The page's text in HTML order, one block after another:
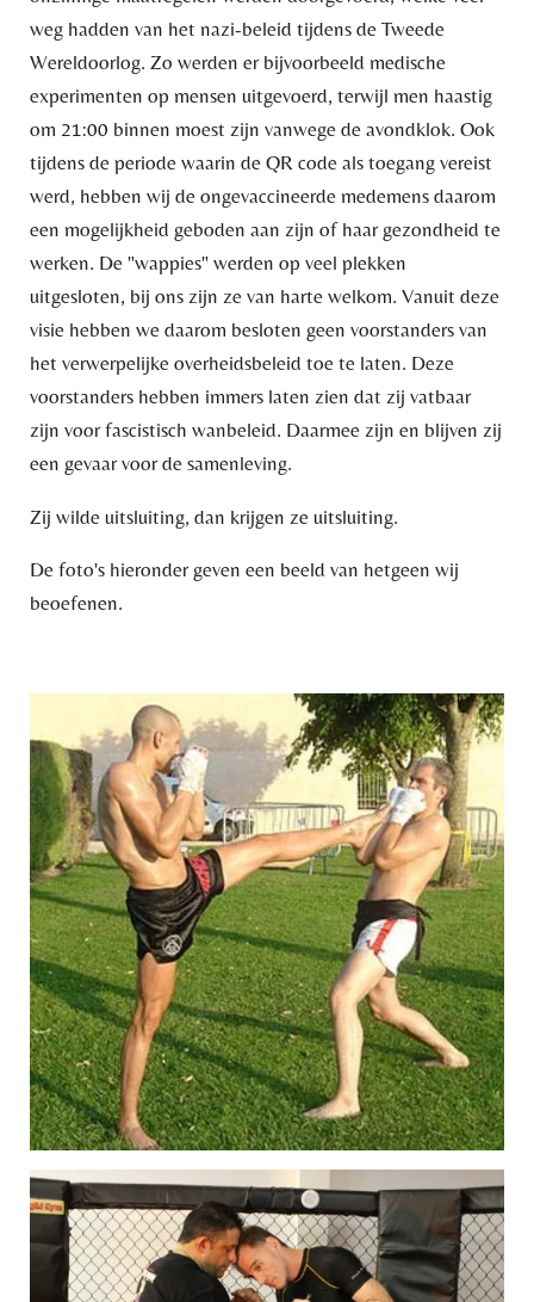
weg hadden van het nazi-beleid tijdens de Tweede
Wereldoorlog. Zo werden er bijvoorbeeld medische
experimenten op mensen uitgevoerd, terwijl men haastig
om 21:00 binnen moest zijn vanwege de avondklok. Ook
tijdens de periode waarin de QR code als toegang vereist
werd, hebben wij de ongevaccineerde medemens daarom
een mogelijkheid geboden aan zijn of haar gezondheid te
werken. De "wappies" werden op veel plekken
uitgesloten, bij ons zijn ze van harte welkom. Vanuit deze
visie hebben we daarom besloten geen voorstanders van
het verwerpelijke overheidsbeleid toe te laten. Deze
voorstanders hebben immers laten zien dat zij vatbaar
zijn voor fascistisch wanbeleid. Daarmee zijn en blijven zij
een gevaar voor de samenleving.
Zij wilde uitsluiting, dan krijgen ze uitsluiting.
De foto's hieronder geven een beeld van hetgeen wij
beoefenen.